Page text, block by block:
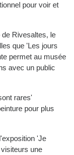
pour voir et
Rivesaltes, le
que 'Les jours
permet au musée
avec un public
rares'
pour plus
'Je
une